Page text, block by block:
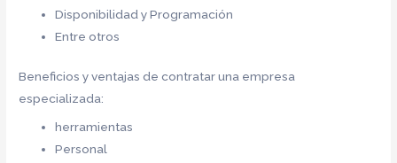
Disponibilidad y Programación
Entre otros
Beneficios y ventajas de contratar una empresa
especializada:
herramientas
Personal